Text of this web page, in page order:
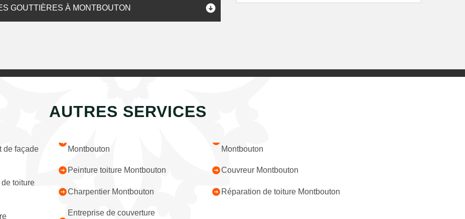
GOUTTIÈRES À MONTBOUTON
AUTRES SERVICES
de façade
toiture
Montbouton
Peinture toiture Montbouton
Charpentier Montbouton
Entreprise de couverture
Montbouton
Couvreur Montbouton
Réparation de toiture Montbouton